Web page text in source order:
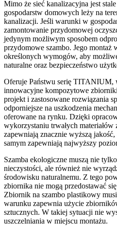
Mimo że sieć kanalizacyjna jest
gospodarstw domowych leży na
kanalizacji. Jeśli warunki w
zamontowanie przydomowej
jedynym możliwym sposobem
przydomowe szambo. Jego montaż
określonych wymogów, aby
naturalne oraz bezpieczeństwo
Oferuje Państwu serię TITANIUM,
innowacyjne kompozytowe
projekt i zastosowane rozwiązania
odporniejsze na uszkodzenia
oferowane na rynku. Dzięki
wykorzystaniu trwałych
zapewniają znacznie wyższą
samym zapewniają najwyższy
Szamba ekologiczne muszą nie
nieczystości, ale również nie
środowisku naturalnemu. Z tego
zbiornika nie mogą przedostawać
Zbiornik na szambo plastikowy
warunku zapewnia użycie
sztucznych. W takiej sytuacji nie
uszczelniania w miejscu montażu.